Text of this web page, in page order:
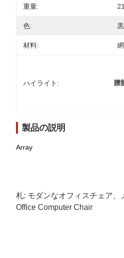
重量:
色:
材料: 網
ハイライト: 腰
製品の説明
Array
札: モダンなオフィスチェア
Office Computer Chair